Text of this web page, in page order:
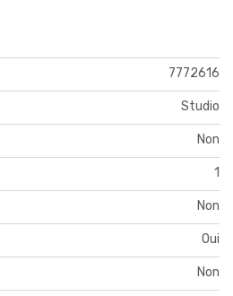
7772616
Studio
Non
1
Non
Oui
Non